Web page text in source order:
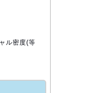
ル密度(等